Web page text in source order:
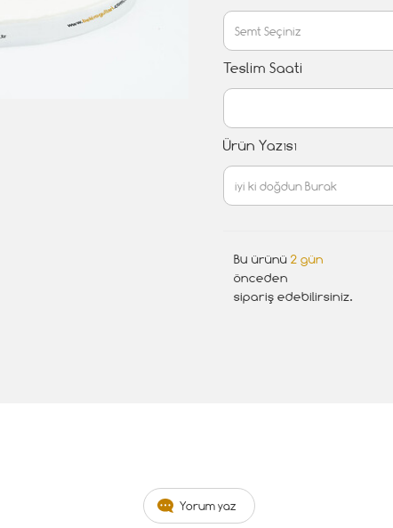
Teslim Saati
Ürün Yazısı
Bu ürünü 2 gün
önceden
sipariş edebilirsiniz.
Yorum yaz